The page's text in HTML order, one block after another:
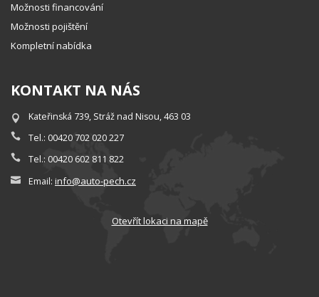
Možnosti financování
Možnosti pojištění
Kompletní nabídka
KONTAKT NA NÁS
Kateřinská 739, Stráž nad Nisou, 463 03
Tel.: 00420 702 020 227
Tel.: 00420 602 811 822
Email: info@auto-pech.cz
Otevřít lokaci na mapě